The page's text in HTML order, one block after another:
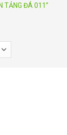
TẢNG ĐÁ 011”